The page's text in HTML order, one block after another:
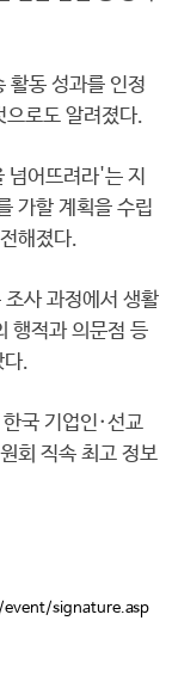
활동 성과를 인정
으로도 알려졌다.
어뜨려라'는 지
가할 계획을 수립
해졌다.
사 과정에서 생활
행적과 의문점 등
다.
국 기업인·선교
회 직속 최고 정보
signature.asp